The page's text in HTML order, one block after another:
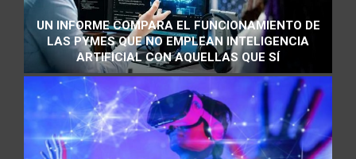
UN INFORME COMPARA EL FUNCIONAMIENTO DE
LAS PYMES QUE NO EMPLEAN INTELIGENCIA
ARTIFICIAL CON AQUELLAS QUE SÍ